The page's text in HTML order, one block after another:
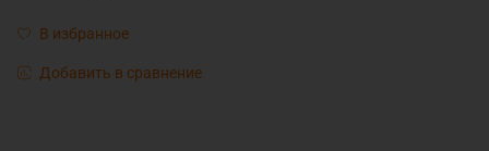
В избранное
Добавить в сравнение